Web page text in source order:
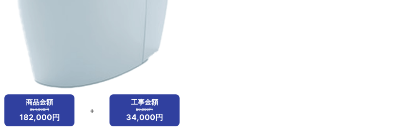
商品金額
354,000円
182,000円
+
工事金額
60,000円
34,000円